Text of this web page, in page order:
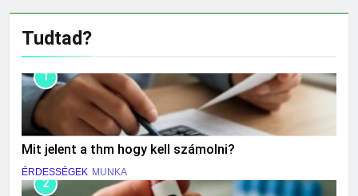
Tudtad?
1
Mit jelent a thm hogy kell számolni?
ÉRDESSÉGEK MUNKA
2